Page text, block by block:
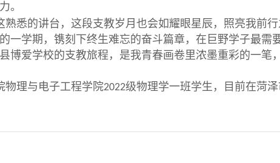
。
熟悉的讲台，这段支教岁月也会如耀眼星辰，照亮我前
一学期，镌刻下终生难忘的奋斗篇章，在巨野学子最
博爱学校的支教旅程，是我青春画卷里浓墨重彩的一
物理与电子工程学院2022级物理学一班学生，目前在菏